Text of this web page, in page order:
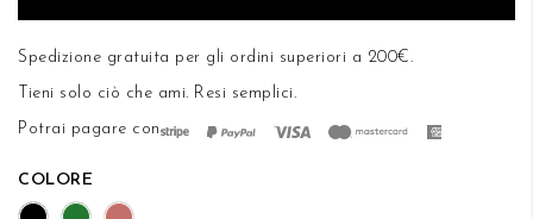
Spedizione gratuita per gli ordini superiori a 200€.
Tieni solo ciò che ami. Resi semplici.
Potrai pagare con
COLORE